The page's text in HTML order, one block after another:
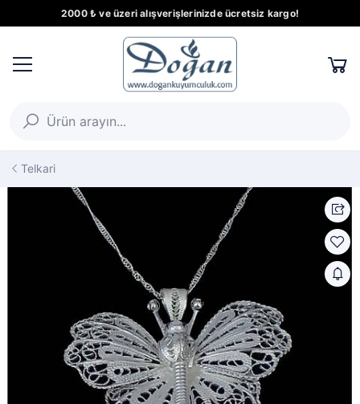
2000 ₺ ve üzeri alışverişlerinizde ücretsiz kargo!
Telkari